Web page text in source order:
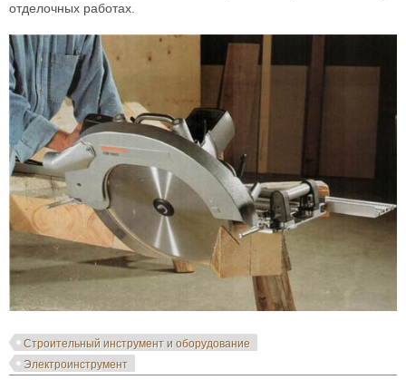
отделочных работах.
Строительный инструмент и оборудование
Электроинструмент